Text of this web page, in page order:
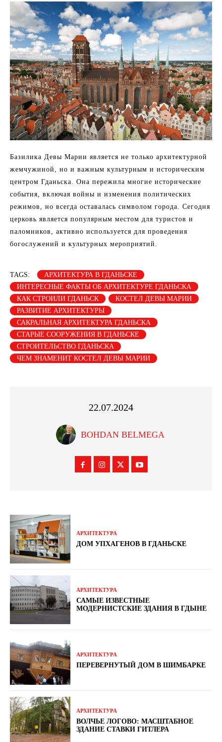
Базилика Девы Марии является не только архитектурной
жемчужиной, но и важным культурным и историческим
центром Гданьска. Она пережила многие исторические
события, включая войны и изменения политических
режимов, но всегда оставалась символом города. Сегодня
церковь является популярным местом для туристов и
паломников, активно используется для проведения
богослужений и культурных мероприятий.
TAGS:
АРХИТЕКТУРА В ГДАНЬСКЕ
ИНТЕРЕСНЫЕ ФАКТЫ ОБ АРХИТЕКТУРЕ ГДАНЬСКА
КАК СТРОИЛИ ГДАНЬСК
КОСТЕЛ ДЕВЫ МАРИИ
РАЗВИТИЕ АРХИТЕКТУРЫ
САКРАЛЬНАЯ АРХИТЕКТУРА ГДАНЬСКА
СТАРЫЕ СООРУЖЕНИЯ В ГДАНЬСКЕ
СТРОИТЕЛЬСТВО ГДАНЬСКА
ЧЕМ ЗНАМЕНИТ КОСТЕЛ ДЕВЫ МАРИИ
22.07.2024
BOHDAN BELMEGA
АРХИТЕКТУРА
ДОМ УПХАГЕНОВ В ГДАНЬСКЕ
АРХИТЕКТУРА
САМЫЕ ИЗВЕСТНЫЕ
МОДЕРНИСТСКИЕ ЗДАНИЯ В ГДЫНЕ
АРХИТЕКТУРА
ПЕРЕВЕРНУТЫЙ ДОМ В ШИМБАРКЕ
АРХИТЕКТУРА
ВОЛЧЬЕ ЛОГОВО: МАСШТАБНОЕ
ЗДАНИЕ СТАВКИ ГИТЛЕРА